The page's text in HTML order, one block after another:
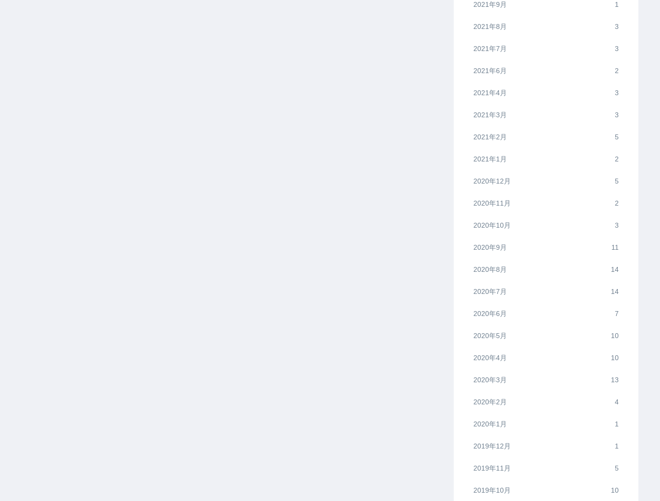
2021年9月 1
2021年8月 3
2021年7月 3
2021年6月 2
2021年4月 3
2021年3月 3
2021年2月 5
2021年1月 2
2020年12月 5
2020年11月 2
2020年10月 3
2020年9月 11
2020年8月 14
2020年7月 14
2020年6月 7
2020年5月 10
2020年4月 10
2020年3月 13
2020年2月 4
2020年1月 1
2019年12月 1
2019年11月 5
2019年10月 10